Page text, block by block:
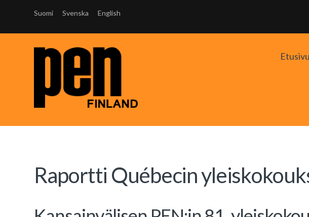
Suomi Svenska English
Etusivu
Raportti Québecin